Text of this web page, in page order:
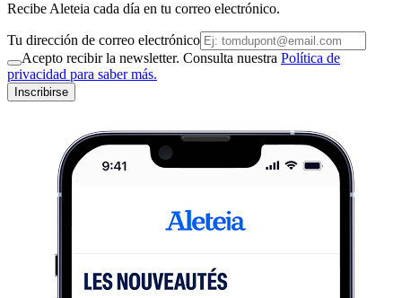
Recibe Aleteia cada día en tu correo electrónico.
Tu dirección de correo electrónico
Acepto recibir la newsletter. Consulta nuestra Política de
privacidad para saber más.
Inscribirse